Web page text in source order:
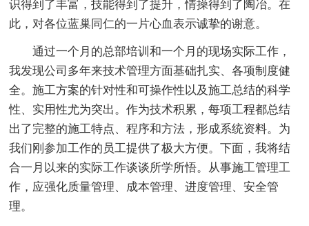
识得到了丰富，技能得到了提升，情操得到了陶冶。在
此，对各位蓝巢同仁的一片心血表示诚挚的谢意。
通过一个月的总部培训和一个月的现场实际工作，
我发现公司多年来技术管理方面基础扎实、各项制度健
全。施工方案的针对性和可操作性以及施工总结的科学
性、实用性尤为突出。作为技术积累，每项工程都总结
出了完整的施工特点、程序和方法，形成系统资料。为
我们刚参加工作的员工提供了极大方便。下面，我将结
合一月以来的实际工作谈谈所学所悟。从事施工管理工
作，应强化质量管理、成本管理、进度管理、安全管
理。